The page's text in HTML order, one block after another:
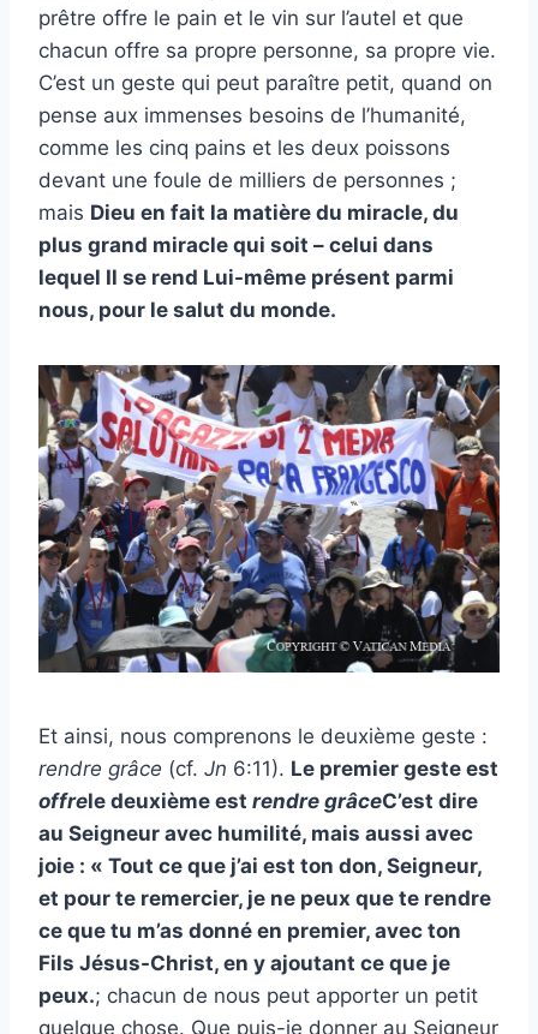
prêtre offre le pain et le vin sur l’autel et que
chacun offre sa propre personne, sa propre vie.
C’est un geste qui peut paraître petit, quand on
pense aux immenses besoins de l’humanité,
comme les cinq pains et les deux poissons
devant une foule de milliers de personnes ;
mais Dieu en fait la matière du miracle, du
plus grand miracle qui soit – celui dans
lequel Il se rend Lui-même présent parmi
nous, pour le salut du monde.
Et ainsi, nous comprenons le deuxième geste :
rendre grâce (cf. Jn 6:11). Le premier geste est
offrele deuxième est rendre grâceC’est dire
au Seigneur avec humilité, mais aussi avec
joie : « Tout ce que j’ai est ton don, Seigneur,
et pour te remercier, je ne peux que te rendre
ce que tu m’as donné en premier, avec ton
Fils Jésus-Christ, en y ajoutant ce que je
peux.; chacun de nous peut apporter un petit
quelque chose. Que puis-je donner au Seigneur